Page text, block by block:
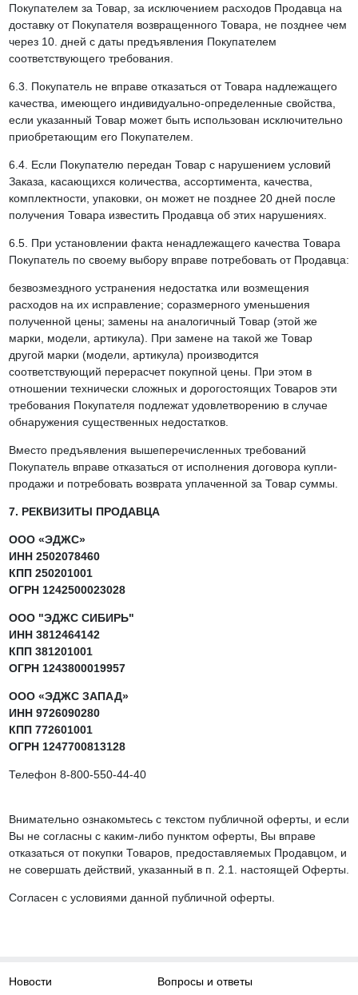
Покупателем за Товар, за исключением расходов Продавца на
доставку от Покупателя возвращенного Товара, не позднее чем
через 10. дней с даты предъявления Покупателем
соответствующего требования.
6.3. Покупатель не вправе отказаться от Товара надлежащего
качества, имеющего индивидуально-определенные свойства,
если указанный Товар может быть использован исключительно
приобретающим его Покупателем.
6.4. Если Покупателю передан Товар с нарушением условий
Заказа, касающихся количества, ассортимента, качества,
комплектности, упаковки, он может не позднее 20 дней после
получения Товара известить Продавца об этих нарушениях.
6.5. При установлении факта ненадлежащего качества Товара
Покупатель по своему выбору вправе потребовать от Продавца:
безвозмездного устранения недостатка или возмещения
расходов на их исправление; соразмерного уменьшения
полученной цены; замены на аналогичный Товар (этой же
марки, модели, артикула). При замене на такой же Товар
другой марки (модели, артикула) производится
соответствующий перерасчет покупной цены. При этом в
отношении технически сложных и дорогостоящих Товаров эти
требования Покупателя подлежат удовлетворению в случае
обнаружения существенных недостатков.
Вместо предъявления вышеперечисленных требований
Покупатель вправе отказаться от исполнения договора купли-
продажи и потребовать возврата уплаченной за Товар суммы.
7. РЕКВИЗИТЫ ПРОДАВЦА
ООО «ЭДЖС»
ИНН 2502078460
КПП 250201001
ОГРН 1242500023028
ООО "ЭДЖС СИБИРЬ"
ИНН 3812464142
КПП 381201001
ОГРН 1243800019957
ООО «ЭДЖС ЗАПАД»
ИНН 9726090280
КПП 772601001
ОГРН 1247700813128
Телефон 8-800-550-44-40
Внимательно ознакомьтесь с текстом публичной оферты, и если
Вы не согласны с каким-либо пунктом оферты, Вы вправе
отказаться от покупки Товаров, предоставляемых Продавцом, и
не совершать действий, указанный в п. 2.1. настоящей Оферты.
Согласен с условиями данной публичной оферты.
Новости Вопросы и ответы